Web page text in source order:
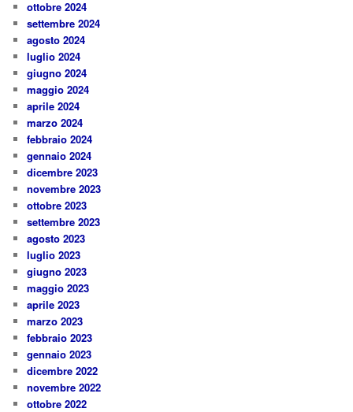
ottobre 2024
settembre 2024
agosto 2024
luglio 2024
giugno 2024
maggio 2024
aprile 2024
marzo 2024
febbraio 2024
gennaio 2024
dicembre 2023
novembre 2023
ottobre 2023
settembre 2023
agosto 2023
luglio 2023
giugno 2023
maggio 2023
aprile 2023
marzo 2023
febbraio 2023
gennaio 2023
dicembre 2022
novembre 2022
ottobre 2022